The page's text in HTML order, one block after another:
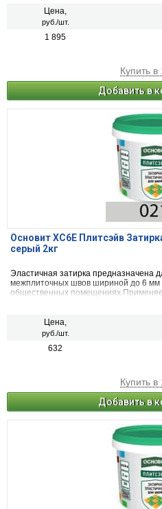
Цена,
руб./шт.
1 895
Купить в
Добавить в
Основит ХС6Е Плитсэйв
серый 2кг
Эластичная затирка предназначена
межплиточных швов шириной до 6 мм
общественных
Цена,
руб./шт.
632
Купить в
Добавить в